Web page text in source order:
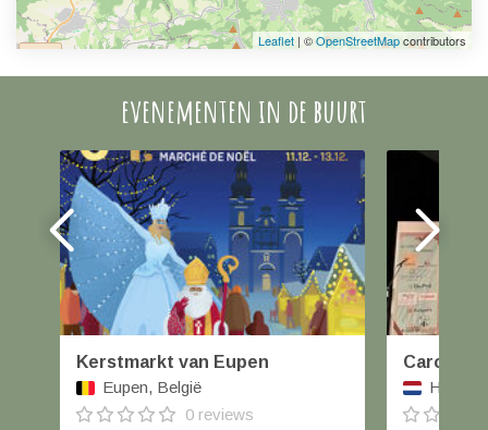
Leaflet | ©OpenStreetMapcontributors
evenementen in de buurt
Kerstmarkt van Eupen
Eupen, België
0 reviews
Carolus